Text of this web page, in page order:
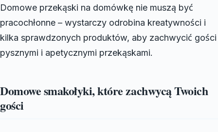
Domowe przekąski na domówkę nie muszą być
pracochłonne – wystarczy odrobina kreatywności i
kilka sprawdzonych produktów, aby zachwycić gości
pysznymi i apetycznymi przekąskami.
Domowe smakołyki, które zachwycą Twoich
gości